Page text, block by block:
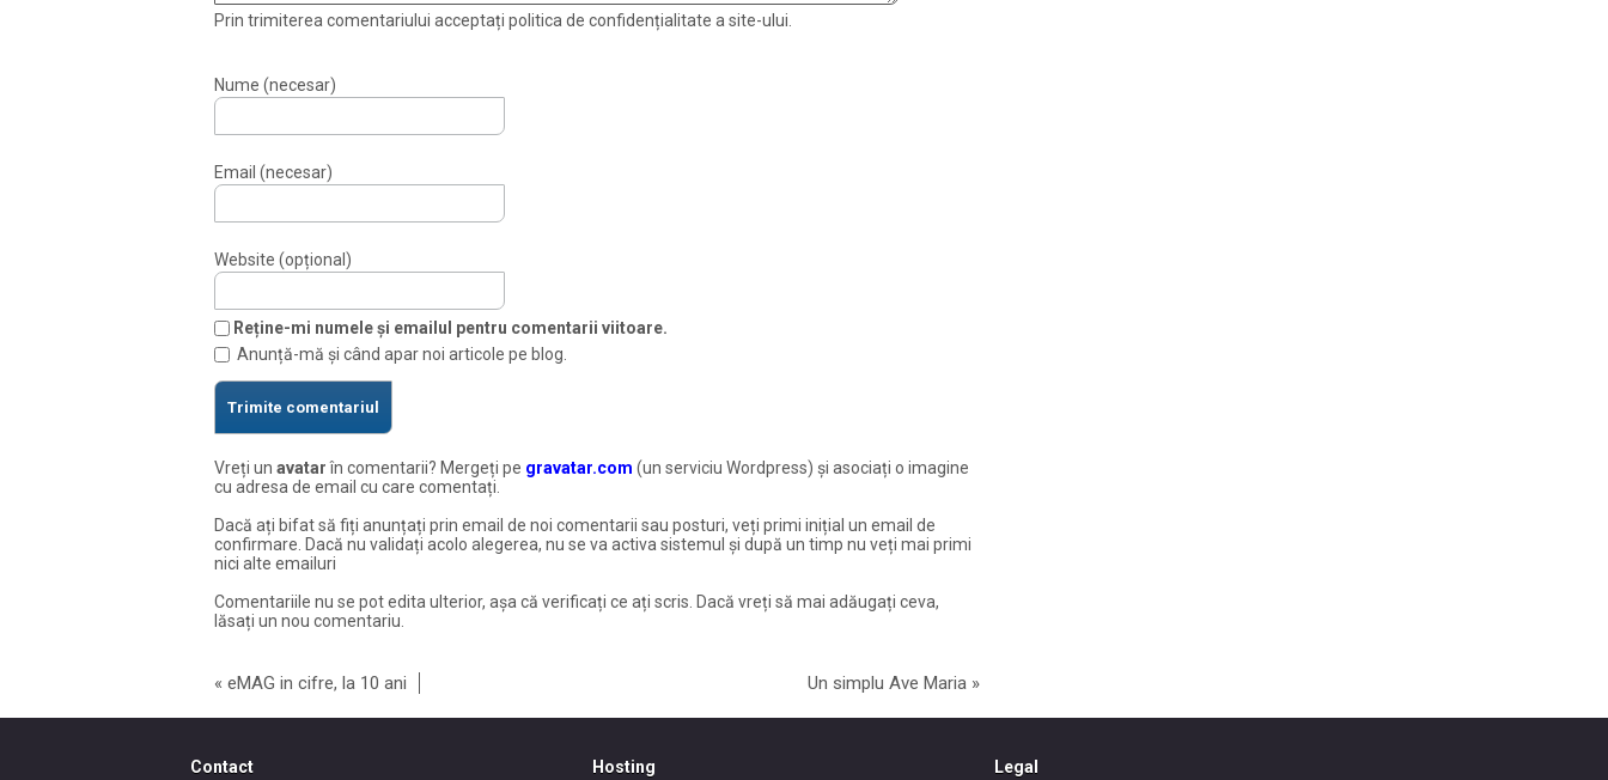
Prin trimiterea comentariului acceptați politica de confidențialitate a site-ului.
Nume (necesar)
Email (necesar)
Website (opțional)
Reține-mi numele și emailul pentru comentarii viitoare.
Anunță-mă și când apar noi articole pe blog.
Vreți un avatarîn comentarii? Mergeți pe gravatar.com (un serviciu Wordpress) și asociați o imagine
cu adresa de email cu care comentați.
Dacă ați bifat să fiți anunțați prin email de noi comentarii sau posturi, veți primi inițial un email de
confirmare. Dacă nu validați acolo alegerea, nu se va activa sistemul și după un timp nu veți mai primi
nici alte emailuri
Comentariile nu se pot edita ulterior, așa că verificați ce ați scris. Dacă vreți să mai adăugați ceva,
lăsați un nou comentariu.
« eMAG in cifre, la 10 ani Un simplu Ave Maria »
Contact Hosting Legal